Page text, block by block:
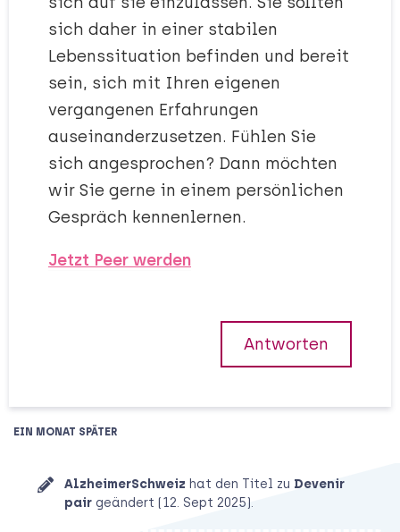
sich daher in einer stabilen
Lebenssituation befinden und bereit
sein, sich mit Ihren eigenen
vergangenen Erfahrungen
auseinanderzusetzen. Fühlen Sie
sich angesprochen? Dann möchten
wir Sie gerne in einem persönlichen
Gespräch kennenlernen.
Jetzt Peer werden
Antworten
EIN MONAT SPÄTER
AlzheimerSchweiz hat den Titel zu Devenir
pair geändert (12. Sept 2025).